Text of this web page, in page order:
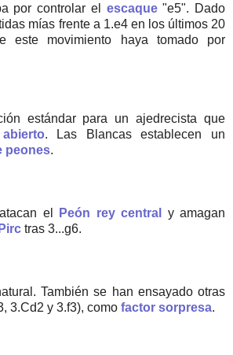
por controlar el escaque"e5". Dado
mías frente a 1.e4 en los últimos 20
este movimiento haya tomado por
estándar para un ajedrecista que
. Las Blancas establecen un
peones.
el Peón rey central
y amagan
tras 3...g6.
También se han ensayado otras
3.Cd2 y 3.f3), como factor sorpresa.